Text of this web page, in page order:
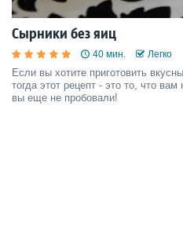
Сырники без яиц
40 мин. Легко
Если вы хотите приготовить
тогда этот рецепт - это то, что
вы еще не пробовали!